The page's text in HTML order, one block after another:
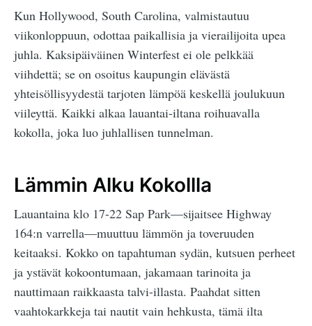
Kun Hollywood, South Carolina, valmistautuu
viikonloppuun, odottaa paikallisia ja vierailijoita upea
juhla. Kaksipäiväinen Winterfest ei ole pelkkää
viihdettä; se on osoitus kaupungin elävästä
yhteisöllisyydestä tarjoten lämpöä keskellä joulukuun
viileyttä. Kaikki alkaa lauantai-iltana roihuavalla
kokolla, joka luo juhlallisen tunnelman.
Lämmin Alku Kokollla
Lauantaina klo 17-22 Sap Park—sijaitsee Highway
164:n varrella—muuttuu lämmön ja toveruuden
keitaaksi. Kokko on tapahtuman sydän, kutsuen perheet
ja ystävät kokoontumaan, jakamaan tarinoita ja
nauttimaan raikkaasta talvi-illasta. Paahdat sitten
vaahtokarkkeja tai nautit vain hehkusta, tämä ilta